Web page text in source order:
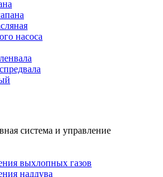
насоса
система и управление
выхлопных газов
наддува